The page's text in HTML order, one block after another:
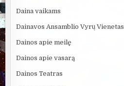
Daina vaikams
Dainavos Ansamblio Vyrų Vienetas
Dainos apie meilę
Dainos apie vasarą
Dainos Teatras